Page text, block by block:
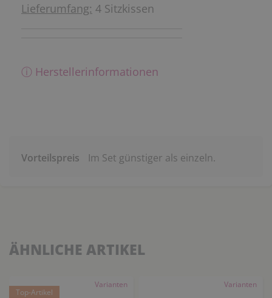
Lieferumfang: 4 Sitzkissen
ⓘ Herstellerinformationen
Vorteilspreis Im Set günstiger als einzeln.
ÄHNLICHE ARTIKEL
Varianten
Top-Artikel
Varianten